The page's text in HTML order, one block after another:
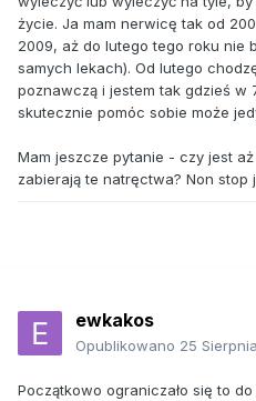
życie. Ja mam nerwicę tak od
2009, aż do lutego tego roku nie
samych lekach). Od lutego
poznawczą i jestem tak gdzieś w
skutecznie pomóc sobie może
Mam jeszcze pytanie - czy jest
zabierają te natręctwa? Non stop
ewkakos
Opublikowano 25
Początkowo ograniczało się to